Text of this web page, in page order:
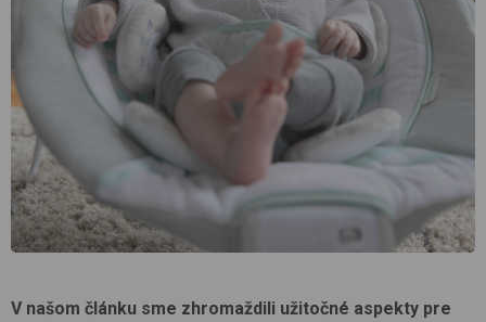
V našom článku sme zhromaždili užitočné aspekty pre